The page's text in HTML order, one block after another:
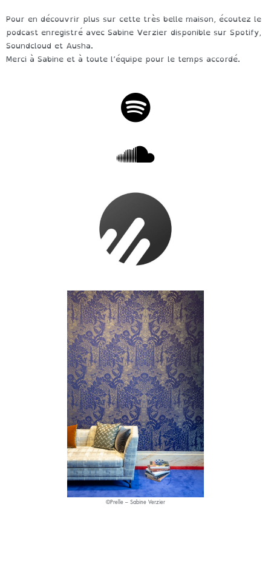
Pour en découvrir plus sur cette très belle maison, écoutez le
podcast enregistré avec Sabine Verzier disponible sur Spotify,
Soundcloud et Ausha.
Merci à Sabine et à toute l’équipe pour le temps accordé.
©Prelle – Sabine Verzier